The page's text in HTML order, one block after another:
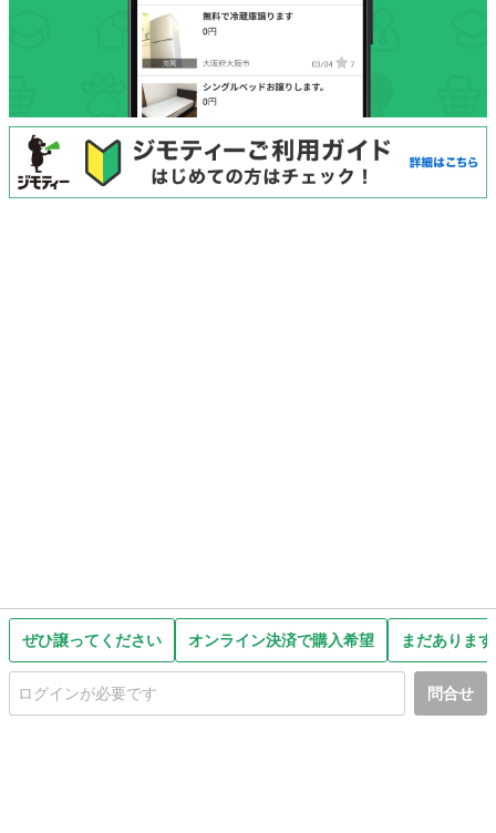
ぜひ譲ってください オンライン決済で購入希望 まだありま
問合せ